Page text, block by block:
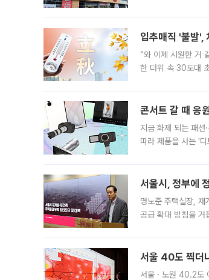
입추매직 '불발',
“와 이제 시원한 거
한 더위 속 30도대
콘서트 갈 때 응
지금 화제 되는 패션
따라 제품을 사는 '
서울시, 정부에
명노준 주택실장, 재
공급 확대 방침을 거
서울 40도 찍
서울ㆍ노원 40.2도